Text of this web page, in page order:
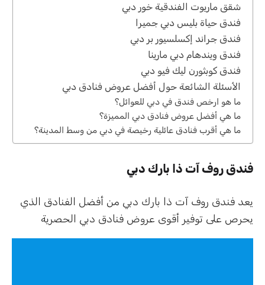
شقق ماريوت الفندقية خور دبي
فندق حياة بليس دبي جميرا
فندق جراند إكسلسيور بر دبي
فندق ويندهام دبي مارينا
فندق كوبثورن ليك فيو دبي
الأسئلة الشائعة حول أفضل عروض فنادق دبي
ما هو ارخص فندق في دبي للعوائل؟
ما هي أفضل عروض فنادق دبي المميزة؟
ما هي أقرب فنادق عائلية رخيصة في دبي من وسط المدينة؟
فندق روف آت ذا بارك دبي
يعد فندق روف آت ذا بارك دبي من أفضل الفنادق الذي
يحرص على توفير أقوى عروض فنادق دبي الحصرية